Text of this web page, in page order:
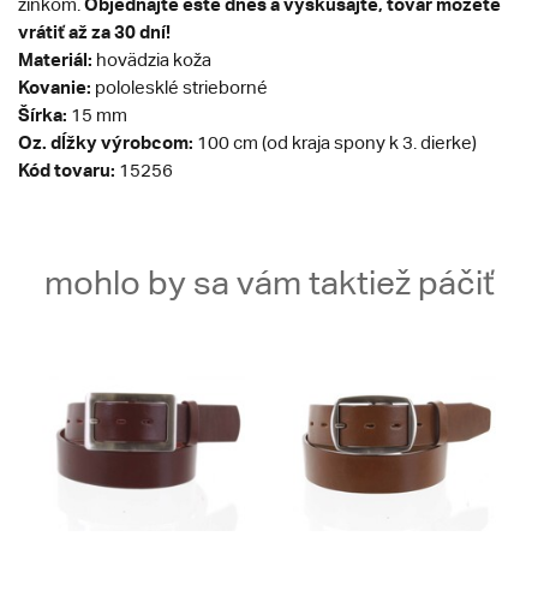
zinkom.
vrátiť až za 30 dní!
Materiál: hovädzia koža
Kovanie: pololesklé strieborné
Šírka: 15 mm
Oz. dĺžky výrobcom: 100 cm (od kraja spony k 3. dierke)
Kód tovaru: 15256
mohlo by sa vám taktiež páčiť